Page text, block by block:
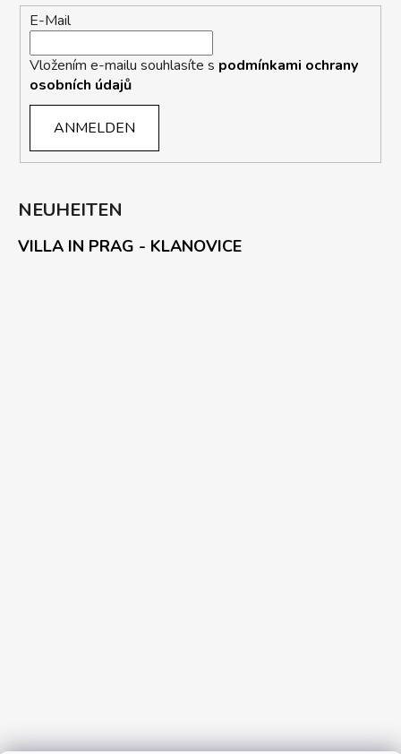
E-Mail
Vložením e-mailu souhlasíte s podmínkami ochrany
osobních údajů
ANMELDEN
NEUHEITEN
VILLA IN PRAG - KLANOVICE